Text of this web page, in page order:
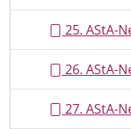
25. AStA-
26. AStA-
27. AStA-